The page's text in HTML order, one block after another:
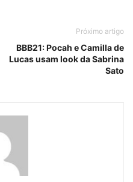
Próximo artigo
BBB21: Pocah e Camilla de
Lucas usam look da Sabrina
Sato